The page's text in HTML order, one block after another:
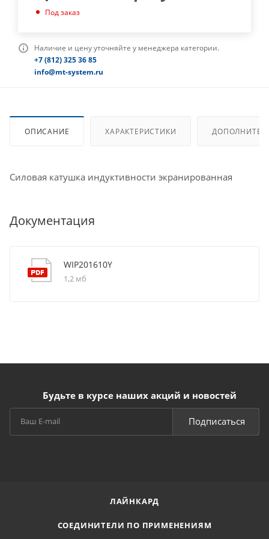
Под заказ
Наличие и цену уточняйте у менеджера категории.
+7 (812) 325 36 85
info@mt-system.ru
ОПИСАНИЕ ХАРАКТЕРИСТИКИ
Силовая катушка индуктивности экранированная
Документация
WIP201610Y
1,2 мб
Будьте в курсе наших акций и новостей
Подписаться
ЛАЙНКАРД
СОЕДИНИТЕЛИ ПО ПРИМЕНЕНИЯМ